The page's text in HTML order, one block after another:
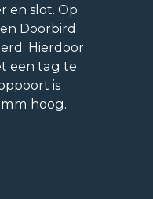
en slot. Op
Doorbird
Hierdoor
een tag te
is
hoog.